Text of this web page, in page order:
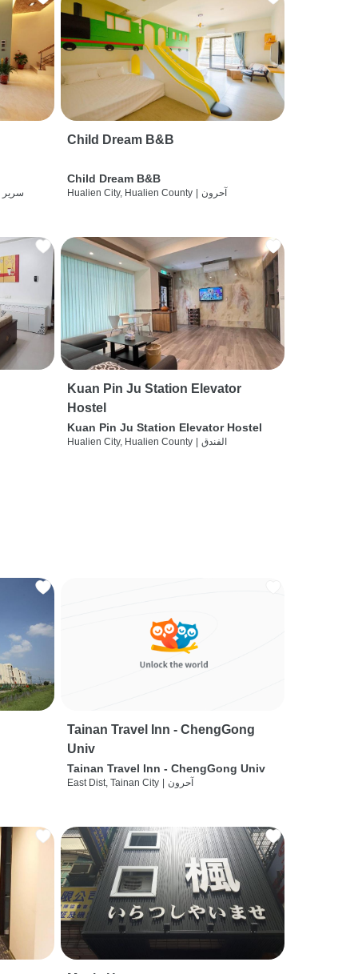
سرير
Child Dream B&B
Child Dream B&B
Hualien City, Hualien County | آحرون
Kuan Pin Ju Station Elevator
Hostel
Kuan Pin Ju Station Elevator Hostel
Hualien City, Hualien County الفندق
Tainan Travel Inn - ChengGong
Univ
Tainan Travel Inn - ChengGong Univ
East Dist, Tainan City آحرون